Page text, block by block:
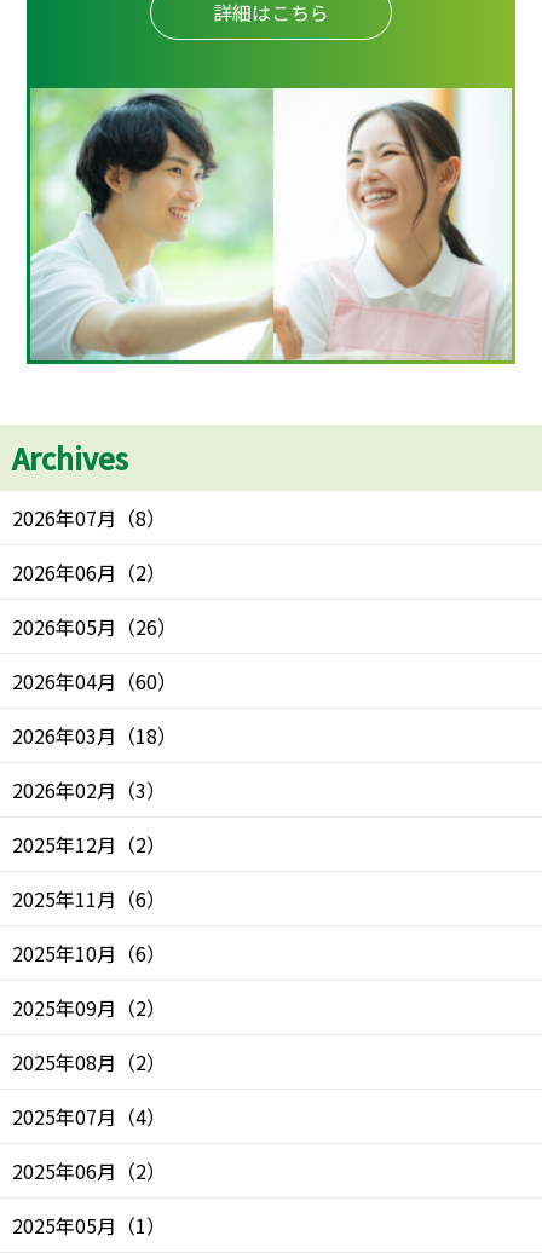
詳細はこちら
Archives
2026年07月 （8）
2026年06月 （2）
2026年05月 （26）
2026年04月 （60）
2026年03月 （18）
2026年02月 （3）
2025年12月 （2）
2025年11月 （6）
2025年10月 （6）
2025年09月 （2）
2025年08月 （2）
2025年07月 （4）
2025年06月 （2）
2025年05月 （1）